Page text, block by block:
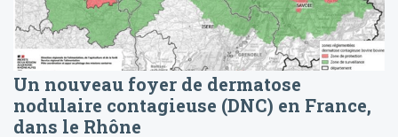
Un nouveau foyer de dermatose
nodulaire contagieuse (DNC) en France,
dans le Rhône